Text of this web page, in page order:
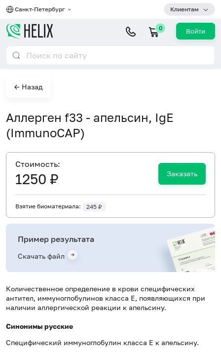
Санкт-Петербург Клиентам
0 Войти
← Назад
Аллерген f33 - апельсин, IgE
(ImmunoCAP)
Количественное определение в крови специфических
антител, иммуноглобулинов класса E, появляющихся при
наличии аллергической реакции к апельсину.
Синонимы русские
Специфический иммуноглобулин класса Е к апельсину.
Cтоимость:
1250 ₽ Заказать
Взятие биоматериала: 245 ₽
Пример результата
Скачать файл